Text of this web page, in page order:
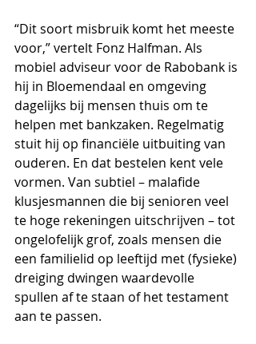
“Dit soort misbruik komt het meeste
voor,” vertelt Fonz Halfman. Als
mobiel adviseur voor de Rabobank is
hij in Bloemendaal en omgeving
dagelijks bij mensen thuis om te
helpen met bankzaken. Regelmatig
stuit hij op financiële uitbuiting van
ouderen. En dat bestelen kent vele
vormen. Van subtiel – malafide
klusjesmannen die bij senioren veel
te hoge rekeningen uitschrijven – tot
ongelofelijk grof, zoals mensen die
een familielid op leeftijd met (fysieke)
dreiging dwingen waardevolle
spullen af te staan of het testament
aan te passen.